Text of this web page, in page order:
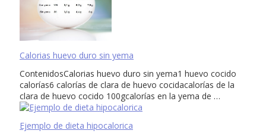
Calorias huevo duro sin yema
ContenidosCalorias huevo duro sin yema1 huevo cocido
calorías6 calorías de clara de huevo cocidacalorías de la
clara de huevo cocido 100gcalorías en la yema de …
Ejemplo de dieta hipocalorica